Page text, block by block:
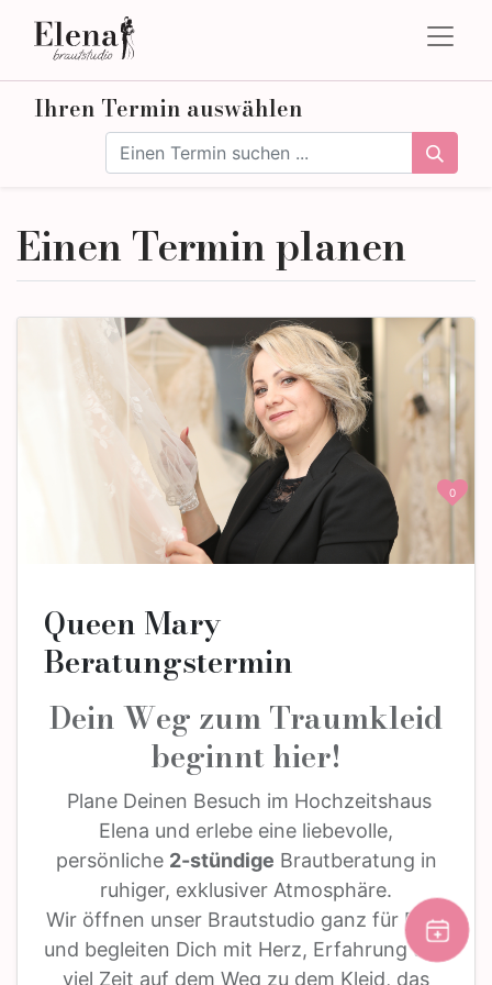
0
Ihren Termin auswählen
Einen Termin planen
Queen Mary
Beratungstermin
Dein Weg zum Traumkleid
beginnt hier!
Plane Deinen Besuch im Hochzeitshaus
Elena und erlebe eine liebevolle,
persönliche 2-stündige Brautberatung in
ruhiger, exklusiver Atmosphäre.
Wir öffnen unser Brautstudio ganz für Dich
und begleiten Dich mit Herz, Erfahrung und
viel Zeit auf dem Weg zu dem Kleid, das